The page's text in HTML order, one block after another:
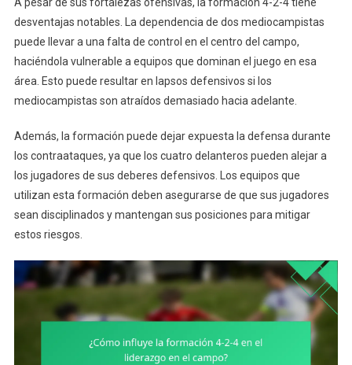
A pesar de sus fortalezas ofensivas, la formación 4-2-4 tiene
desventajas notables. La dependencia de dos mediocampistas
puede llevar a una falta de control en el centro del campo,
haciéndola vulnerable a equipos que dominan el juego en esa
área. Esto puede resultar en lapsos defensivos si los
mediocampistas son atraídos demasiado hacia adelante.
Además, la formación puede dejar expuesta la defensa durante
los contraataques, ya que los cuatro delanteros pueden alejar a
los jugadores de sus deberes defensivos. Los equipos que
utilizan esta formación deben asegurarse de que sus jugadores
sean disciplinados y mantengan sus posiciones para mitigar
estos riesgos.